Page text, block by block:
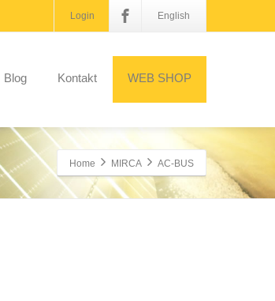
Login English
Blog Kontakt WEB SHOP
Home MIRCA AC-BUS